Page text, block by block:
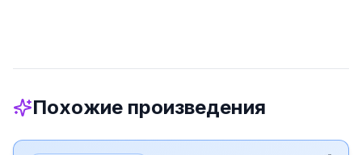
Похожие произведения